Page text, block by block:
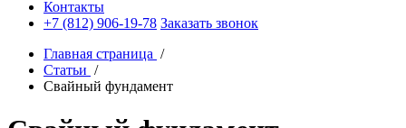
Контакты
+7 (812) 906-19-78 Заказать звонок
Главная страница /
Статьи /
Свайный фундамент